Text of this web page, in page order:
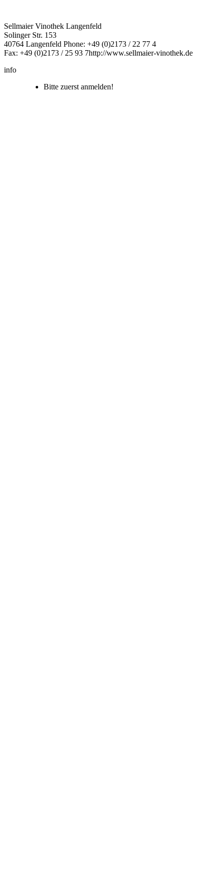
Sellmaier Vinothek Langenfeld
Solinger Str. 153
40764 Langenfeld Phone: +49 (0)2173 / 22 77 4
Fax: +49 (0)2173 / 25 93 7http://www.sellmaier-vinothek.de
info
Bitte zuerst anmelden!